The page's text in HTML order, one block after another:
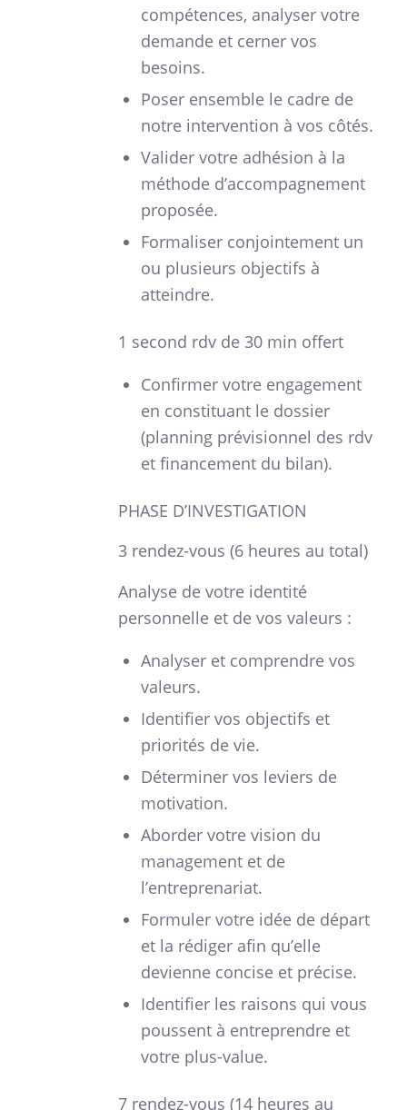
compétences, analyser votre
demande et cerner vos
besoins.
Poser ensemble le cadre de
notre intervention à vos côtés.
Valider votre adhésion à la
méthode d’accompagnement
proposée.
Formaliser conjointement un
ou plusieurs objectifs à
atteindre.
1 second rdv de 30 min offert
Confirmer votre engagement
en constituant le dossier
(planning prévisionnel des rdv
et financement du bilan).
PHASE D’INVESTIGATION
3 rendez-vous (6 heures au total)
Analyse de votre identité
personnelle et de vos valeurs :
Analyser et comprendre vos
valeurs.
Identifier vos objectifs et
priorités de vie.
Déterminer vos leviers de
motivation.
Aborder votre vision du
management et de
l’entreprenariat.
Formuler votre idée de départ
et la rédiger afin qu’elle
devienne concise et précise.
Identifier les raisons qui vous
poussent à entreprendre et
votre plus-value.
7 rendez-vous (14 heures au